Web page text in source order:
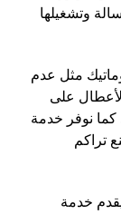
وتشغيلها
مثل عدم
على
كما نوفر خدمة
تراكم
خدمة